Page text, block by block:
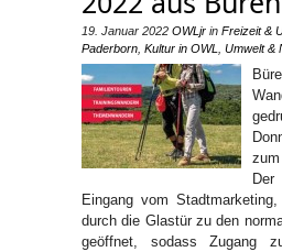
19. Januar 2022 OWLjr in Freizeit &
Paderborn Kultur in OWL Umwelt &
Eingang vom
durch die Glastür zu den
geöffnet, sodass Zugang